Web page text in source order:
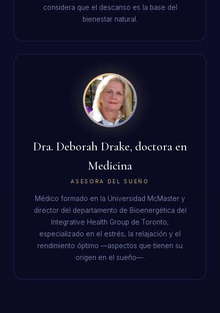
considera que el descanso es la base del
bienestar natural.
Dra. Deborah Drake, doctora en
Medicina
ASESORA DEL SUEÑO
Médico formado en la Universidad McMaster y
director del departamento de Bioenergética del
Integrative Health Group de Toronto,
especializado en el estrés, la relajación y el
rendimiento óptimo —aspectos que tienen su
origen en el sueño—.